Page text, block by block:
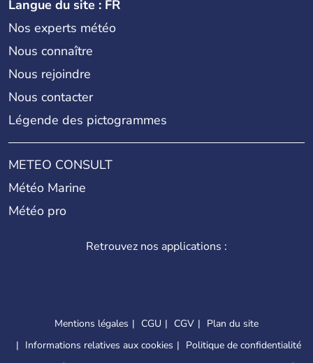
Langue du site : FR
Nos experts météo
Nous connaître
Nous rejoindre
Nous contacter
Légende des pictogrammes
METEO CONSULT
Météo Marine
Météo pro
Retrouvez nos applications :
Mentions légales CGU CGV
Plan du site
Informations relatives aux cookies
Politique de confidentialité